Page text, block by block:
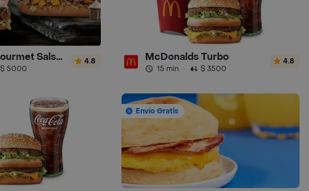
Sandwich Gourmet Salsa de Ajo
$ 5000
4.8 McDonalds Turbo
15 min · $ 3500
4.8
Envío Gratis